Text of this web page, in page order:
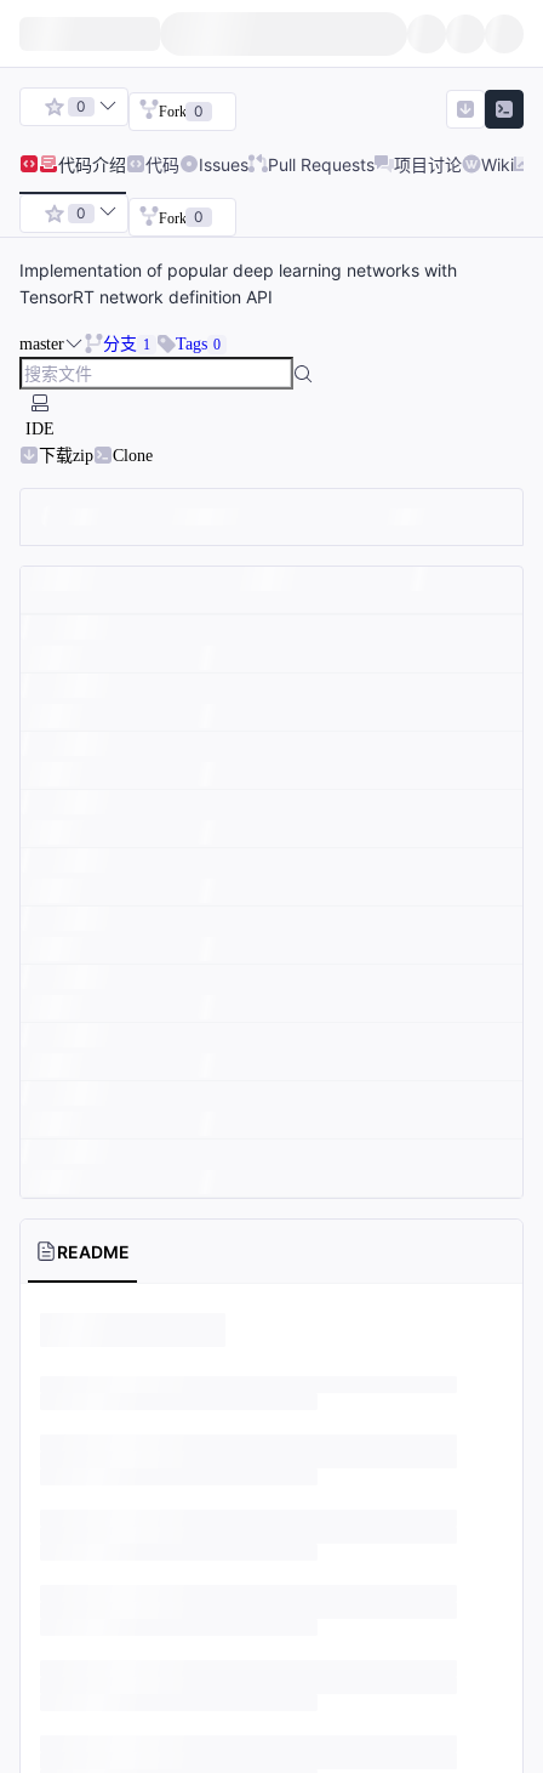
0 Fork 0
代码介绍 代码 Issues Pull Requests 项目讨论 Wiki
0 Fork 0
Implementation of popular deep learning networks with
TensorRT network definition API
master 分支 1 Tags 0
IDE
下载zip
Clone
README